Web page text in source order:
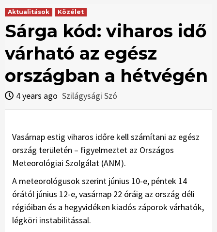
Aktualitások Közélet
Sárga kód: viharos idő
várható az egész
országban a hétvégén
4 years ago Szilágysági Szó
Vasárnap estig viharos időre kell számítani az egész
ország területén – figyelmeztet az Országos
Meteorológiai Szolgálat (ANM).
A meteorológusok szerint június 10-e, péntek 14
órától június 12-e, vasárnap 22 óráig az ország déli
régióiban és a hegyvidéken kiadós záporok várhatók,
légköri instabilitással.